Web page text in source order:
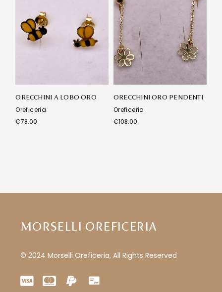
ORECCHINI A LOBO ORO
Oreficeria
€78.00
ORECCHINI ORO PENDENTI
Oreficeria
€108.00
MORSELLI OREFICERIA
© 2024 Morselli Oreficeria, All Rights Reserved